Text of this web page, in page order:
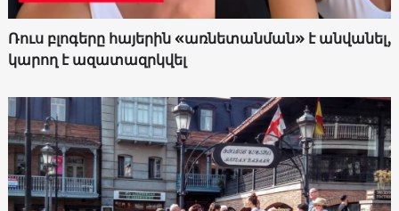
Ռուս բլոգերը հայերին «առնետանման» է անվանել,
կարող է ազատազրկվել